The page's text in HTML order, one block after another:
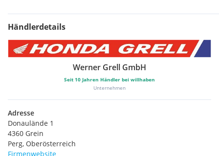
Händlerdetails
Werner Grell GmbH
Seit 10 Jahren Händler bei willhaben
Unternehmen
Adresse
Donaulände 1
4360 Grein
Perg, Oberösterreich
Firmenwebsite